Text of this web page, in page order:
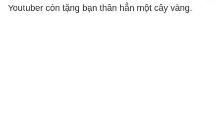
Youtuber còn tặng bạn thân hẳn một cây vàng.